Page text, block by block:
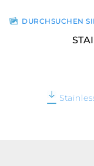
DURCHSUCHEN